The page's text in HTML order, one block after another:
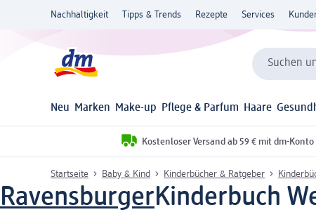
Nachhaltigkeit Tipps & Trends Rezepte Services
Suchen
Neu Marken Make-up Pflege & Parfum Haare
Kostenloser Versand ab 59 € mit dm-Konto
Startseite Baby & Kind Kinderbücher & Ratgeber
RavensburgerKinderbuch